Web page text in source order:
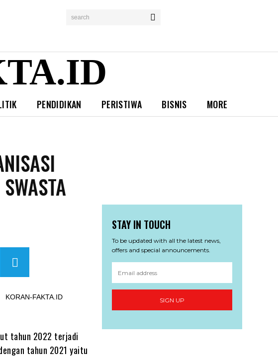
search
PENDIDIKAN PERISTIWA BISNIS MORE
tahun 2022 terjadi
tahun 2021 yaitu
STAY IN TOUCH
To be updated with all the latest news,
offers and special announcements.
SIGN UP